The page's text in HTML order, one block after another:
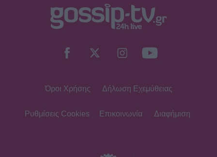
Όροι Χρήσης Δήλωση Εχεμύθειας
Ρυθμίσεις Cookies Επικοινωνία Διαφήμιση